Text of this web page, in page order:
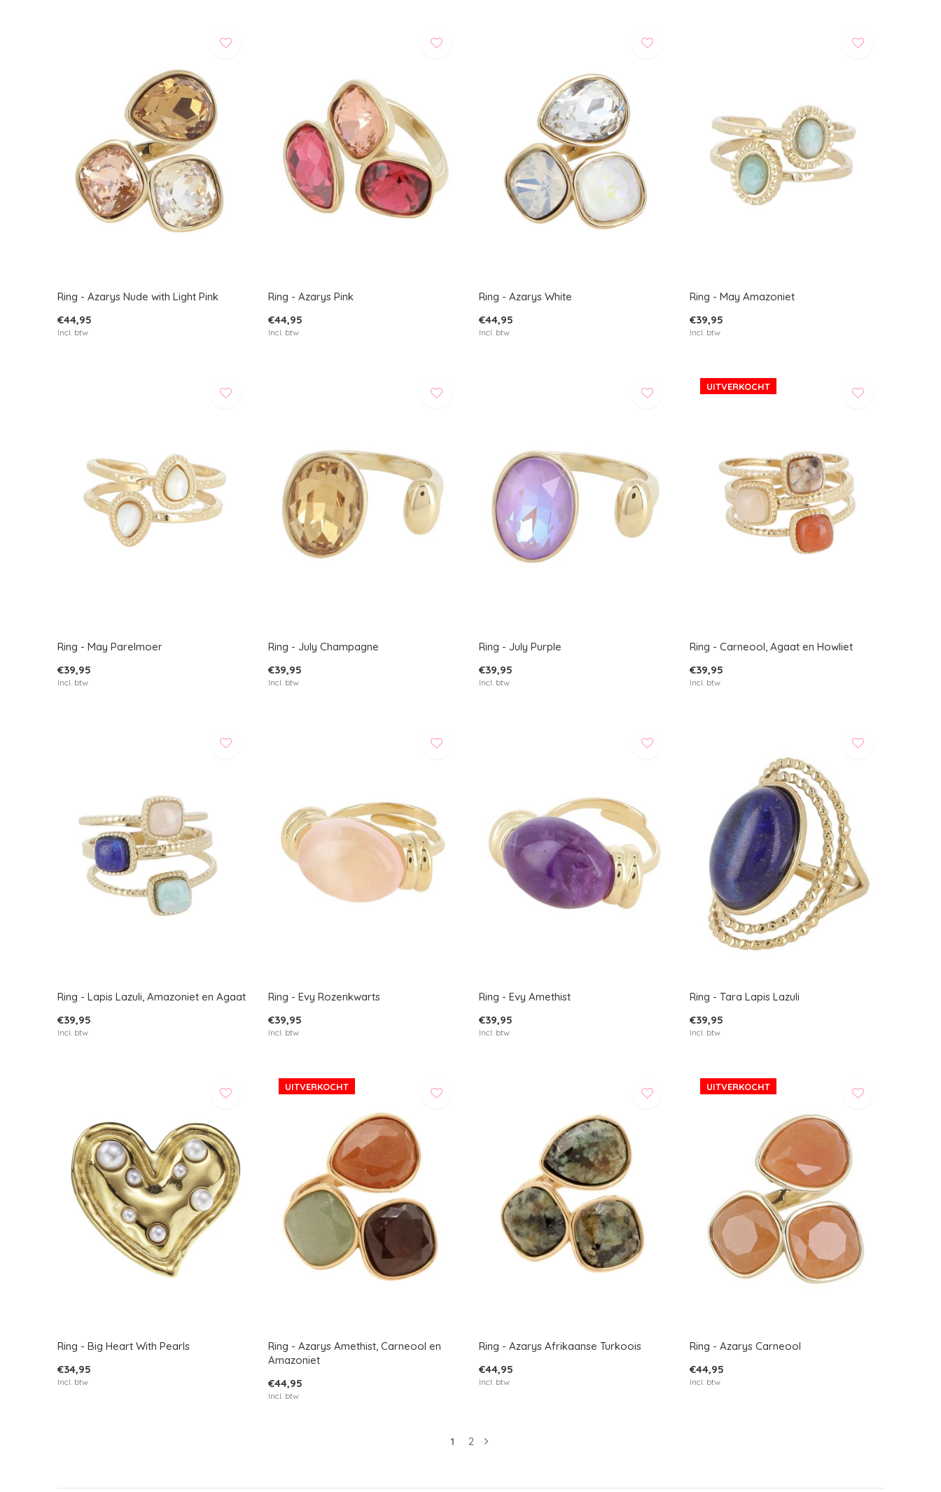
Ring - Azarys Nude with Light Pink
€44,95
Incl. btw
Ring - Azarys Pink
€44,95
Incl. btw
Ring - Azarys White
€44,95
Incl. btw
Ring - May Amazoniet
€39,95
Incl. btw
Ring - May Parelmoer
€39,95
Incl. btw
Ring - July Champagne
€39,95
Incl. btw
Ring - July Purple
€39,95
Incl. btw
UITVERKOCHT
Ring - Carneool, Agaat en Howliet
€39,95
Incl. btw
Ring - Lapis Lazuli, Amazoniet en Agaat
€39,95
Incl. btw
Ring - Evy Rozenkwarts
€39,95
Incl. btw
Ring - Evy Amethist
€39,95
Incl. btw
Ring - Tara Lapis Lazuli
€39,95
Incl. btw
Ring - Big Heart With Pearls
€34,95
Incl. btw
UITVERKOCHT
Ring - Azarys Amethist, Carneool en
Amazoniet
€44,95
Incl. btw
Ring - Azarys Afrikaanse Turkoois
€44,95
Incl. btw
UITVERKOCHT
Ring - Azarys Carneool
€44,95
Incl. btw
1 2